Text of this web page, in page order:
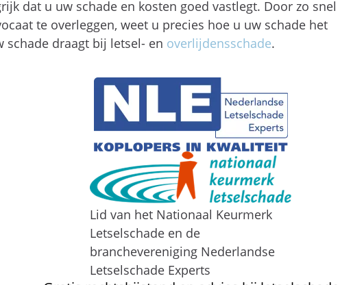
dat u uw schade en kosten goed vastlegt. Door zo snel
te overleggen, weet u precies hoe u uw schade het
schade draagt bij letsel- en overlijdensschade.
Lid van het Nationaal Keurmerk
Letselschade en de
branchevereniging Nederlandse
Letselschade Experts